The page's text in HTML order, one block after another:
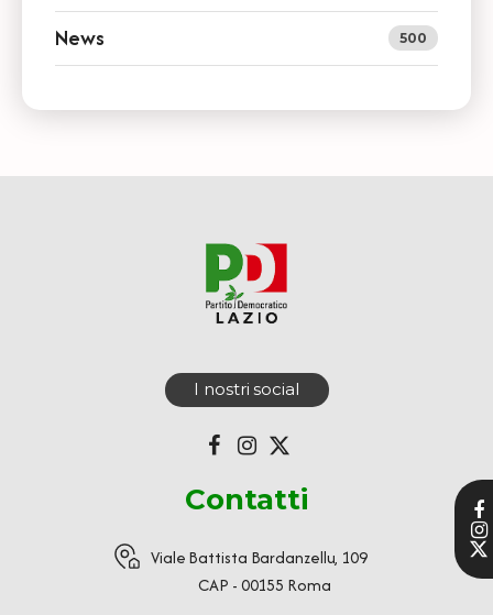
News 500
I nostri social
Contatti
Viale Battista Bardanzellu, 109
CAP - 00155 Roma